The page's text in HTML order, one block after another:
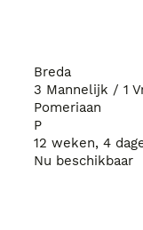
een paspoort,
Breda
3 Mannelijk / 1
Pomeriaan
P
12 weken, 4
Nu beschikbaar